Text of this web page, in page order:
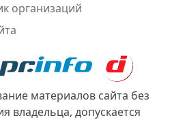
организаций
материалов сайта без
владельца, допускается